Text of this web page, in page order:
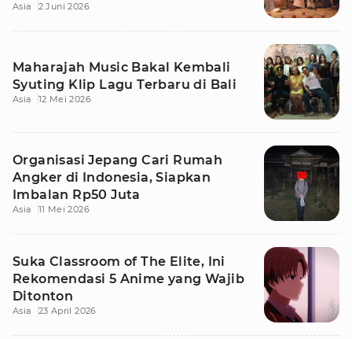
Asia 2 Juni 2026
Maharajah Music Bakal Kembali
Syuting Klip Lagu Terbaru di Bali
Asia 12 Mei 2026
Organisasi Jepang Cari Rumah
Angker di Indonesia, Siapkan
Imbalan Rp50 Juta
Asia 11 Mei 2026
Suka Classroom of The Elite, Ini
Rekomendasi 5 Anime yang Wajib
Ditonton
Asia 23 April 2026